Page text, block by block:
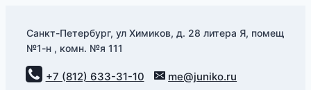
содержимому
Санкт-Петербург, ул Химиков, д. 28 литера Я, помещ
№1-н , комн. №я 111
+7 (812) 633-31-10 me@juniko.ru